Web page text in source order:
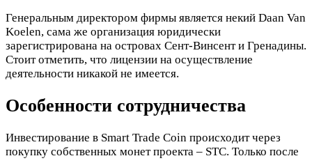
Генеральным директором фирмы является некий Daan Van
Koelen, сама же организация юридически
зарегистрирована на островах Сент-Винсент и Гренадины.
Стоит отметить, что лицензии на осуществление
деятельности никакой не имеется.
Особенности сотрудничества
Инвестирование в Smart Trade Coin происходит через
покупку собственных монет проекта – STC. Только после